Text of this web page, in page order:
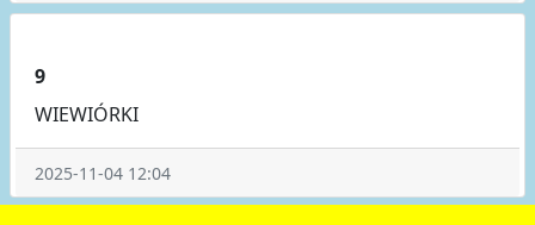
9
WIEWIÓRKI
2025-11-04 12:04